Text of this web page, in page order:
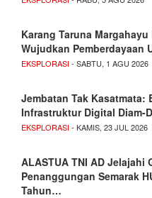
Karang Taruna Margahayu
Wujudkan Pemberdayaan
EKSPLORASI- SABTU, 1 AGU 2026
Jembatan Tak Kasatmata:
Infrastruktur Digital Diam-
EKSPLORASI- KAMIS, 23 JUL 2026
ALASTUA TNI AD Jelajahi
Penanggungan Semarak
Tahun…